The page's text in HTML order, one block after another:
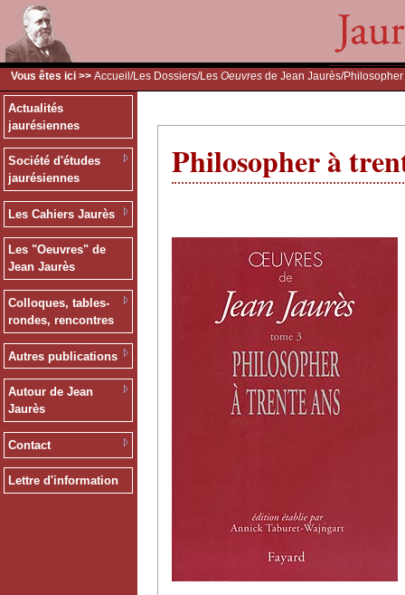
Vous êtes ici >> Accueil /Les Dossiers/Les Oeuvres de Jean Jaurès/
Actualités
jaurésiennes
Société d'études
jaurésiennes
Les Cahiers Jaurès
Les "Oeuvres" de
Jean Jaurès
Colloques, tables-
rondes, rencontres
Autres publications
Autour de Jean
Jaurès
Contact
Lettre d'information
Philosopher à